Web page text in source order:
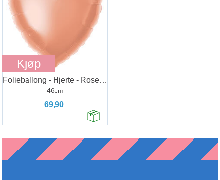
Kjøp
Folieballong - Hjerte - Rose Gold
46cm
69,90